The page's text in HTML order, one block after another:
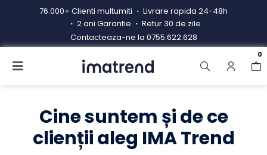
76.000+ Clienti multumiti
Livrare rapida 24-48h
2 ani Garantie
Retur 30 de zile
Contacteaza-ne la 0755.622.628
Toggle
Resigilate
Contacteaza-ne
0
Cine suntem și de ce
clienții aleg IMA Trend